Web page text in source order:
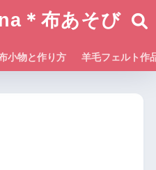
＊布あそび
小物と作り方 羊毛フェルト作